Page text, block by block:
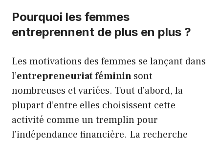
Pourquoi les femmes
entreprennent de plus en plus ?
Les motivations des femmes se lançant dans
l’entrepreneuriat fémininsont
nombreuses et variées. Tout d’abord, la
plupart d’entre elles choisissent cette
activité comme un tremplin pour
l’indépendance financière. La recherche